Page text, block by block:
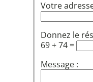
Votre
Donnez le
69 + 74 =
Message :